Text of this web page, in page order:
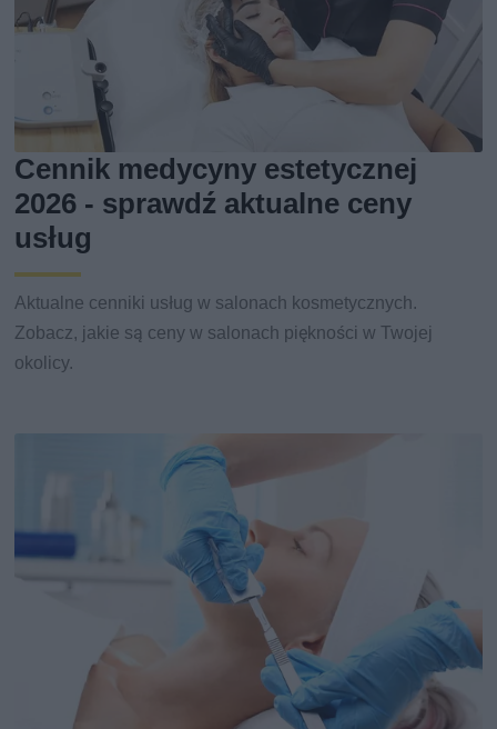
Cennik medycyny estetycznej
2026 - sprawdź aktualne ceny
usług
Aktualne cenniki usług w salonach kosmetycznych.
Zobacz, jakie są ceny w salonach piękności w Twojej
okolicy.